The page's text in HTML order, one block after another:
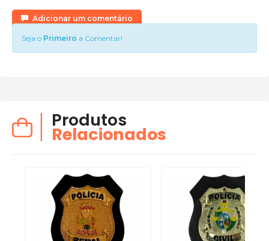
Adicionar um comentário
Seja o Primeiro a Comentar!
Produtos
Relacionados